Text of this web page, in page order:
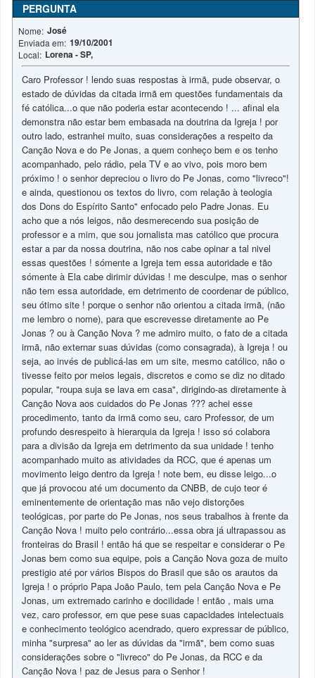
PERGUNTA
Nome: José
Enviada em: 19/10/2001
Local: Lorena - SP,
Caro Professor ! lendo suas respostas à irmã, pude observar, o
estado de dúvidas da citada irmã em questões fundamentais da
fé católica...o que não poderia estar acontecendo ! ... afinal ela
demonstra não estar bem embasada na doutrina da Igreja ! por
outro lado, estranhei muito, suas considerações a respeito da
Canção Nova e do Pe Jonas, a quem conheço bem e os tenho
acompanhado, pelo rádio, pela TV e ao vivo, pois moro bem
próximo ! o senhor depreciou o livro do Pe Jonas, como "livreco"!
e ainda, questionou os textos do livro, com relação à teologia
dos Dons do Espírito Santo" enfocado pelo Padre Jonas. Eu
acho que a nós leigos, não desmerecendo sua posição de
professor e a mim, que sou jornalista mas católico que procura
estar a par da nossa doutrina, não nos cabe opinar a tal nivel
essas questões ! sómente a Igreja tem essa autoridade e tão
sómente à Ela cabe dirimir dúvidas ! me desculpe, mas o senhor
não tem essa autoridade, em detrimento de coordenar de público,
seu ótimo site ! porque o senhor não orientou a citada irmã, (não
me lembro o nome), para que escrevesse diretamente ao Pe
Jonas ? ou à Canção Nova ? me admiro muito, o fato de a citada
irmã, não externar suas dúvidas (como consagrada), à Igreja ! ou
seja, ao invés de publicá-las em um site, mesmo católico, não o
tivesse feito por meios legais, discretos e como se diz no ditado
popular, "roupa suja se lava em casa", dirigindo-as diretamente à
Canção Nova aos cuidados do Pe Jonas ??? achei esse
procedimento, tanto da irmã como seu, caro Professor, de um
profundo desrespeito à hierarquia da Igreja ! isso só colabora
para a divisão da Igreja em detrimento da sua unidade ! tenho
acompanhado muito as atividades da RCC, que é apenas um
movimento leigo dentro da Igreja ! note bem, eu disse leigo...o
que já provocou até um documento da CNBB, de cujo teor é
eminentemente de orientação mas não vejo distorções
teológicas, por parte do Pe Jonas, nos seus trabalhos à frente da
Canção Nova ! muito pelo contrário...essa obra já ultrapassou as
fronteiras do Brasil ! então há que se respeitar e considerar o Pe
Jonas bem como sua equipe, pois a Canção Nova goza de muito
prestigio até por vários Bispos do Brasil que são os arautos da
Igreja ! o próprio Papa João Paulo, tem pela Canção Nova e Pe
Jonas, um extremado carinho e docilidade ! então , mais uma
vez, caro professor, em que pese suas capacidades intelectuais
e conhecimento teológico acendrado, quero expressar de público,
minha "surpresa" ao ler as dúvidas da "irmã", bem como suas
considerações sobre o "livreco" do Pe Jonas, da RCC e da
Canção Nova ! paz de Jesus para o Senhor !